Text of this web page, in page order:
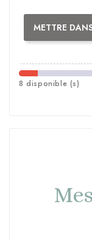
METTRE
8 disponible (s)